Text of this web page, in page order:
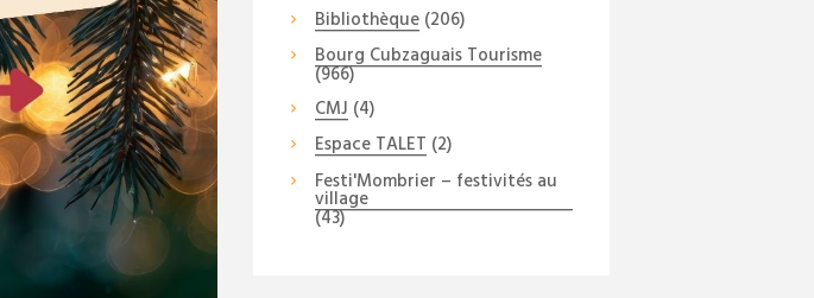
Bibliothèque(206)
Bourg Cubzaguais Tourisme
(966)
CMJ (4)
Espace TALET (2)
Festi'Mombrier – festivités au
village
(43)